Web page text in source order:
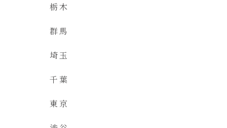
栃木
群馬
埼玉
千葉
東京